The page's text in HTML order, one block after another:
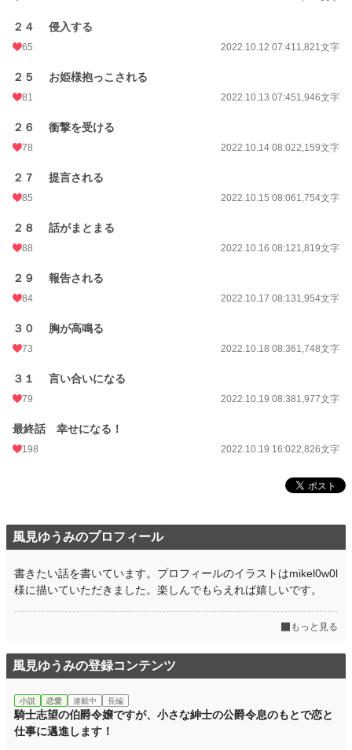
２４ 侵入する
65 2022.10.12 07:411,821文字
２５ お姫様抱っこされる
81 2022.10.13 07:451,946文字
２６ 衝撃を受ける
78 2022.10.14 08:022,159文字
２７ 提言される
85 2022.10.15 08:061,754文字
２８ 話がまとまる
88 2022.10.16 08:121,819文字
２９ 報告される
84 2022.10.17 08:131,954文字
３０ 胸が高鳴る
73 2022.10.18 08:361,748文字
３１ 言い合いになる
79 2022.10.19 08:381,977文字
最終話 幸せになる！
198 2022.10.19 16:022,826文字
風見ゆうみのプロフィール
書きたい話を書いています。プロフィールのイラストはmikel0w0l
様に描いていただきました。楽しんでもらえれば嬉しいです。
もっと見る
風見ゆうみの登録コンテンツ
小説 恋愛 連載中 長編
騎士志望の伯爵令嬢ですが、小さな紳士の公爵令息のもとで恋と
仕事に邁進します！